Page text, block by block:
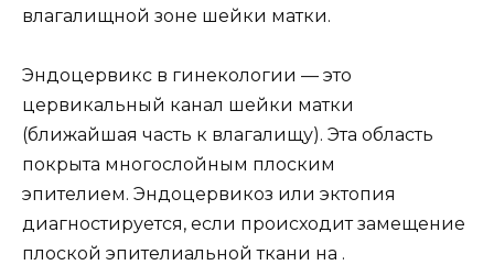
влагалищной зоне шейки матки.
Эндоцервикс в гинекологии — это
цервикальный канал шейки матки
(ближайшая часть к влагалищу). Эта область
покрыта многослойным плоским
эпителием. Эндоцервикоз или эктопия
диагностируется, если происходит замещение
плоской эпителиальной ткани на .